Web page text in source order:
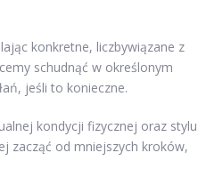
konkretne, liczbywiązane z
schudnąć w określonym
jeśli to konieczne.
kondycji fizycznej oraz stylu
zacząć od mniejszych kroków,